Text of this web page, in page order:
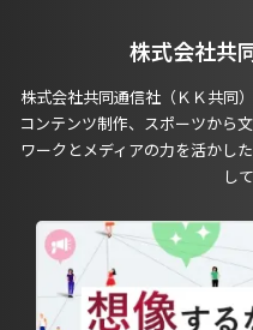
株式会社共
株式会社共同通信社（ＫＫ共同
コンテンツ制作、スポーツから
ワークとメディアの力を活かし
し